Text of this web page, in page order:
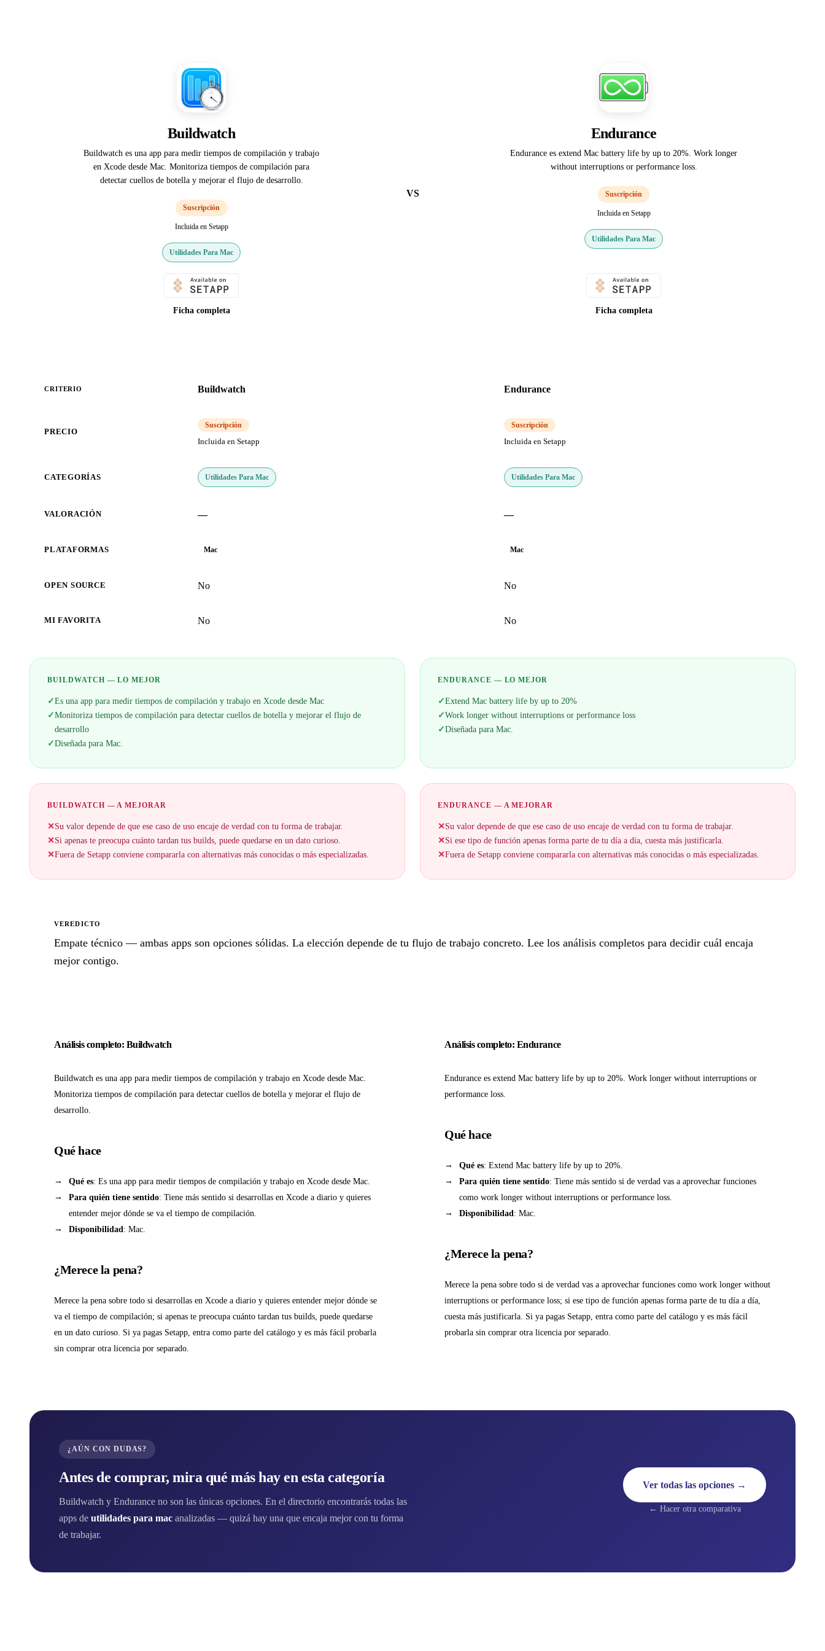
Buildwatch
Buildwatch es una app para medir tiempos de compilación y trabajo
en Xcode desde Mac. Monitoriza tiempos de compilación para
detectar cuellos de botella y mejorar el flujo de desarrollo.
Suscripción
Incluida en Setapp
Utilidades Para Mac
Ficha completa
VS
Endurance
Endurance es extend Mac battery life by up to 20%. Work longer
without interruptions or performance loss.
Suscripción
Incluida en Setapp
Utilidades Para Mac
Ficha completa
CRITERIO Buildwatch Endurance
PRECIO
Suscripción
Incluida en Setapp
Suscripción
Incluida en Setapp
CATEGORÍAS Utilidades Para Mac Utilidades Para Mac
VALORACIÓN — —
PLATAFORMAS Mac Mac
OPEN SOURCE No No
MI FAVORITA No No
BUILDWATCH — LO MEJOR
✓Es una app para medir tiempos de compilación y trabajo en Xcode desde Mac
✓Monitoriza tiempos de compilación para detectar cuellos de botella y mejorar el flujo de
desarrollo
✓Diseñada para Mac.
ENDURANCE — LO MEJOR
✓Extend Mac battery life by up to 20%
✓Work longer without interruptions or performance loss
✓Diseñada para Mac.
BUILDWATCH — A MEJORAR
✕Su valor depende de que ese caso de uso encaje de verdad con tu forma de trabajar.
✕Si apenas te preocupa cuánto tardan tus builds, puede quedarse en un dato curioso.
✕Fuera de Setapp conviene compararla con alternativas más conocidas o más especializadas.
ENDURANCE — A MEJORAR
✕Su valor depende de que ese caso de uso encaje de verdad con tu forma de trabajar.
✕Si ese tipo de función apenas forma parte de tu día a día, cuesta más justificarla.
✕Fuera de Setapp conviene compararla con alternativas más conocidas o más especializadas.
VEREDICTO
Empate técnico — ambas apps son opciones sólidas. La elección depende de tu flujo de trabajo concreto. Lee los análisis completos para decidir cuál encaja
mejor contigo.
Análisis completo: Buildwatch
Buildwatch es una app para medir tiempos de compilación y trabajo en Xcode desde Mac.
Monitoriza tiempos de compilación para detectar cuellos de botella y mejorar el flujo de
desarrollo.
Qué hace
Qué es: Es una app para medir tiempos de compilación y trabajo en Xcode desde Mac.
Para quién tiene sentido: Tiene más sentido si desarrollas en Xcode a diario y quieres
entender mejor dónde se va el tiempo de compilación.
Disponibilidad: Mac.
¿Merece la pena?
Merece la pena sobre todo si desarrollas en Xcode a diario y quieres entender mejor dónde se
va el tiempo de compilación; si apenas te preocupa cuánto tardan tus builds, puede quedarse
en un dato curioso. Si ya pagas Setapp, entra como parte del catálogo y es más fácil probarla
sin comprar otra licencia por separado.
Análisis completo: Endurance
Endurance es extend Mac battery life by up to 20%. Work longer without interruptions or
performance loss.
Qué hace
Qué es: Extend Mac battery life by up to 20%.
Para quién tiene sentido: Tiene más sentido si de verdad vas a aprovechar funciones
como work longer without interruptions or performance loss.
Disponibilidad: Mac.
¿Merece la pena?
Merece la pena sobre todo si de verdad vas a aprovechar funciones como work longer without
interruptions or performance loss; si ese tipo de función apenas forma parte de tu día a día,
cuesta más justificarla. Si ya pagas Setapp, entra como parte del catálogo y es más fácil
probarla sin comprar otra licencia por separado.
¿AÚN CON DUDAS?
Antes de comprar, mira qué más hay en esta categoría
Buildwatch y Endurance no son las únicas opciones. En el directorio encontrarás todas las
apps de utilidades para mac analizadas — quizá hay una que encaja mejor con tu forma
de trabajar.
Ver todas las opciones →
← Hacer otra comparativa